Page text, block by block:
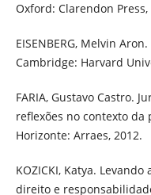
Oxford: Clarendon Press,
EISENBERG, Melvin
Cambridge: Harvard
FARIA, Gustavo Castro.
reflexões no contexto
Horizonte: Arraes, 2012.
KOZICKI, Katya.
direito e